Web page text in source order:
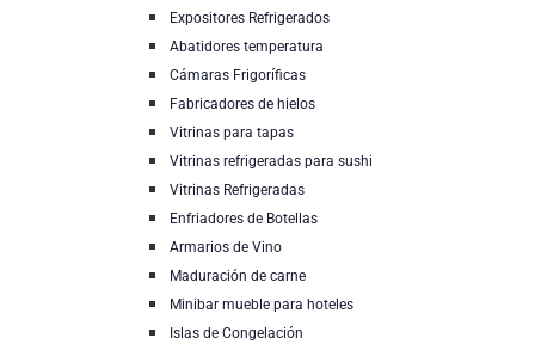
Expositores Refrigerados
Abatidores temperatura
Cámaras Frigoríficas
Fabricadores de hielos
Vitrinas para tapas
Vitrinas refrigeradas para sushi
Vitrinas Refrigeradas
Enfriadores de Botellas
Armarios de Vino
Maduración de carne
Minibar mueble para hoteles
Islas de Congelación